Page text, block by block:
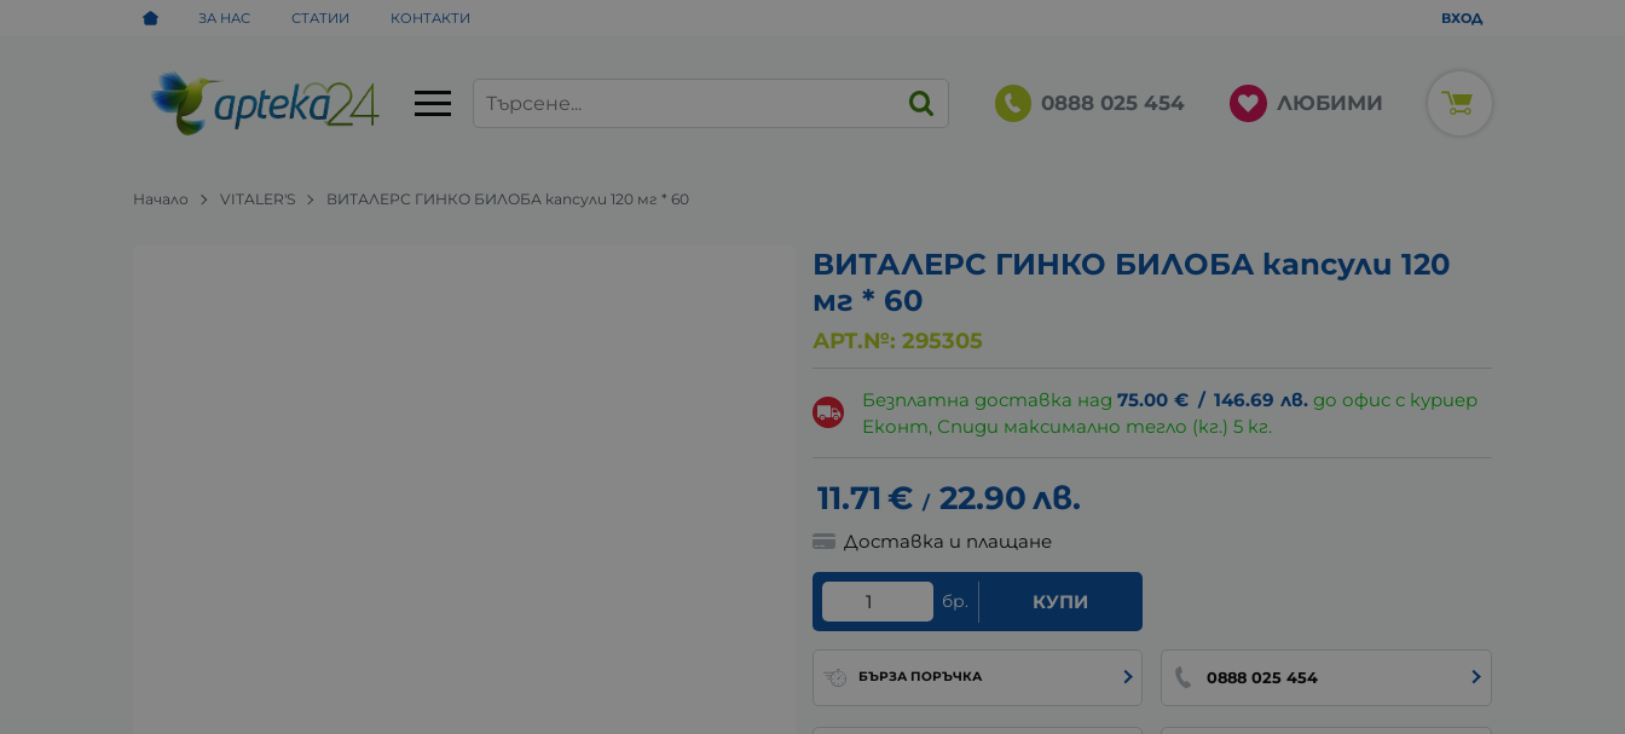
ЗА НАС СТАТИИ КОНТАКТИ ВХОД
0888 025 454 ЛЮБИМИ
Начало VITALER'S ВИТАЛЕРС ГИНКО БИЛОБА капсули 120 мг * 60
ВИТАЛЕРС ГИНКО БИЛОБА капсули 120
мг * 60
АРТ.№: 295305
Безплатна доставка над75.00 € / 146.69 лв. до офис с куриер
Еконт, Спиди максимално тегло (кг.) 5 кг.
11.71 € / 22.90лв.
Доставка и плащане
бр. КУПИ
БЪРЗА ПОРЪЧКА 0888 025 454